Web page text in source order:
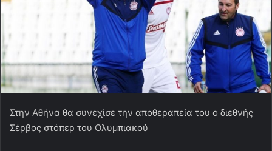
Στην Αθήνα θα συνεχίσε την αποθεραπεία του ο διεθνής
Σέρβος στόπερ του Ολυμπιακού